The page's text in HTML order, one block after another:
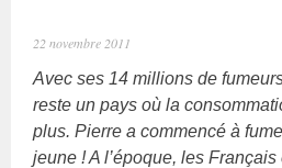
22 novembre 2011
Avec ses 14 millions de
reste un pays où la
plus. Pierre a commencé à
jeune ! A l’époque, les